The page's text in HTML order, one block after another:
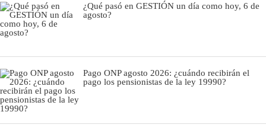
¿Qué pasó en GESTIÓN un día como hoy, 6 de
agosto?
Pago ONP agosto 2026: ¿cuándo recibirán el
pago los pensionistas de la ley 19990?